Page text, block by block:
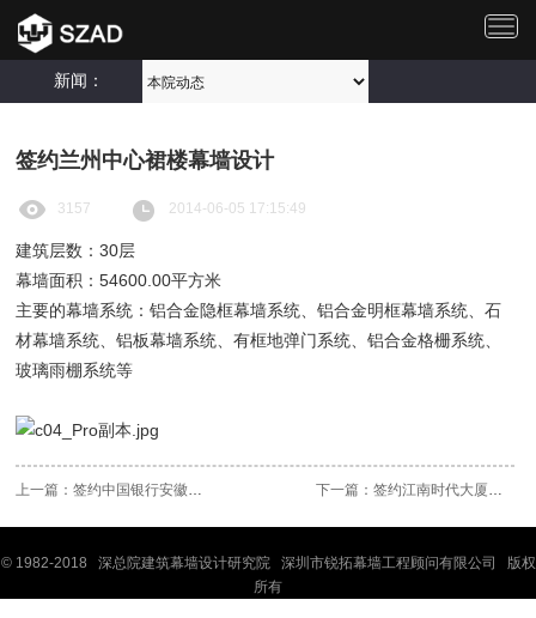
切
航
新闻：
签约兰州中心裙楼幕墙设计
3157 2014-06-05 17:15:49
建筑层数：30层
幕墙面积：54600.00平方米
主要的幕墙系统：铝合金隐框幕墙系统、铝合金明框幕墙系统、石
材幕墙系统、铝板幕墙系统、有框地弹门系统、铝合金格栅系统、
玻璃雨棚系统等
上一篇：签约中国银行安徽省分行黄山培训.. 下一篇： 签约江南时代大厦幕墙设计
© 1982-2018 深总院建筑幕墙设计研究院 深圳市锐拓幕墙工程顾问有限公司 版权
所有